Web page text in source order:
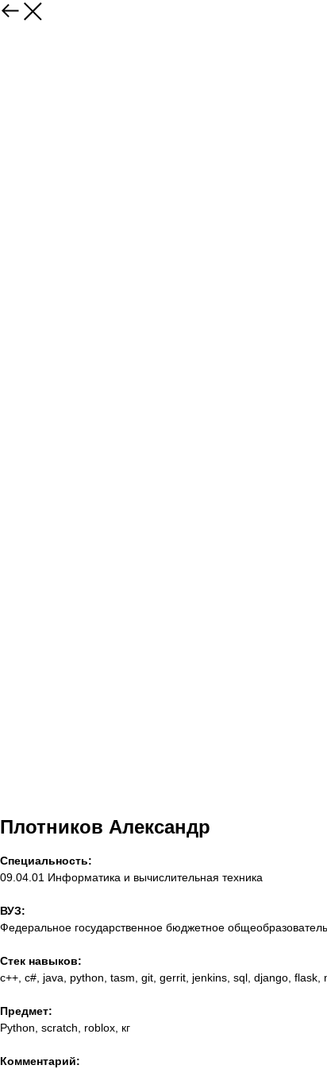
Плотников Александр
Специальность:
09.04.01 Информатика и вычислительная техника
ВУЗ:
Федеральное государственное бюджетное
Стек навыков:
c++, c#, java, python, tasm, git, gerrit, jenkins, sql, django, flask,
Предмет:
Python, scratch, roblox, кг
Комментарий: